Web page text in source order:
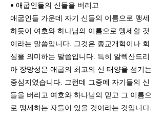
• 애굽인들의 신들을 버리고
애굽인들 가운데 자기 신들의 이름으로 맹세
하듯이 여호와 하나님의 이름으로 맹세할 것
이라는 말씀입니다. 그것은 종교개혁이나 회
심을 의미하는 말씀입니다. 특히 알렉산드리
아 장망성은 애굽의 최고의 신 태양을 섬기는
중심지였습니다. 그런데 그중에 자기들의 신
들을 버리고 여호와 하나님의 믿고 그 이름으
로 맹세하는 자들이 있을 것이라는 것입니다.